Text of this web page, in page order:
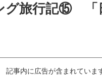
グ旅行記⑮ 「
記事内に広告が含まれていま